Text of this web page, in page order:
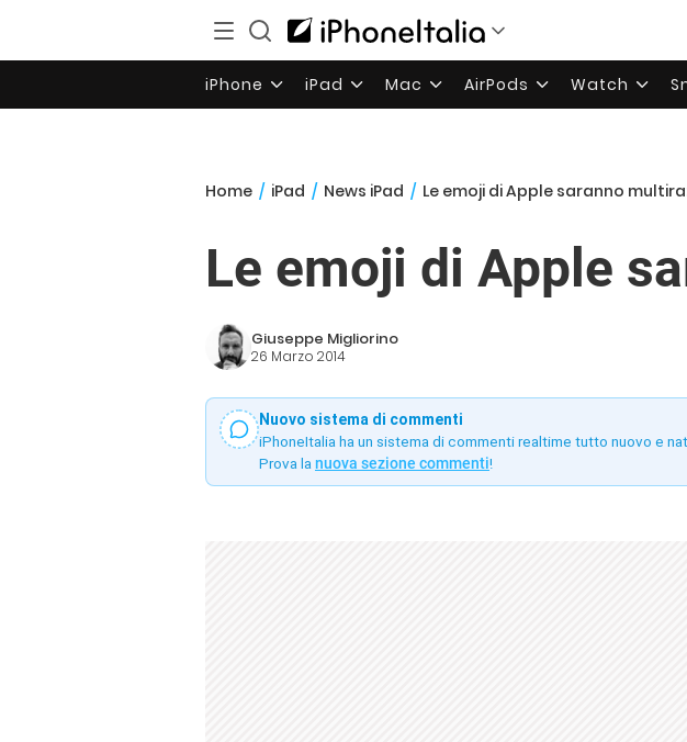
iPhone iPad Mac AirPods Watch
Home / iPad / News iPad / Le emoji di Apple saranno
Le emoji di Apple
Giuseppe Migliorino
26 Marzo 2014
Nuovo sistema di commenti
iPhoneItalia ha un sistema di commenti realtime tutto nuovo e
Prova la nuova sezione commenti!